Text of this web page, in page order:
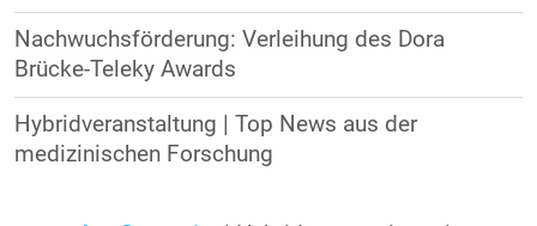
Nachwuchsförderung: Verleihung des Dora
Brücke-Teleky Awards
Hybridveranstaltung | Top News aus der
medizinischen Forschung